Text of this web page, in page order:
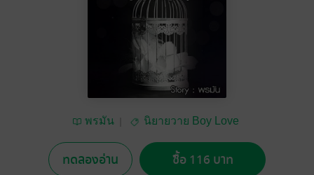
พรมัน
นิยายวาย Boy Love
ทดลองอ่าน ซื้อ 116 บาท